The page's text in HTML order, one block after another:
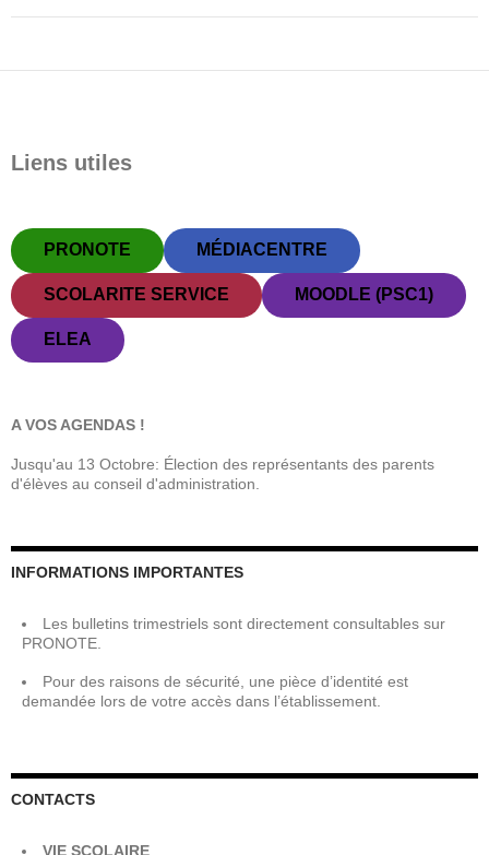
Liens utiles
PRONOTE MÉDIACENTRE
SCOLARITE SERVICE MOODLE (PSC1)
ELEA
A VOS AGENDAS !
Jusqu'au 13 Octobre: Élection des représentants des parents
d'élèves au conseil d'administration.
INFORMATIONS IMPORTANTES
Les bulletins trimestriels sont directement consultables sur
PRONOTE.
Pour des raisons de sécurité, une pièce d’identité est
demandée lors de votre accès dans l’établissement.
CONTACTS
VIE SCOLAIRE